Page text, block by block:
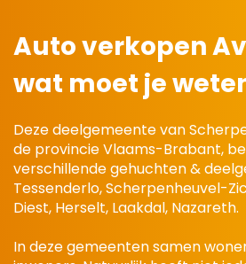
Auto verkopen
wat moet je
Deze deelgemeente van
de provincie Vlaams-Brabant,
verschillende gehuchten &
Tessenderlo, Scherpenheuvel-
Diest, Herselt, Laakdal, Nazareth.
In deze gemeenten samen